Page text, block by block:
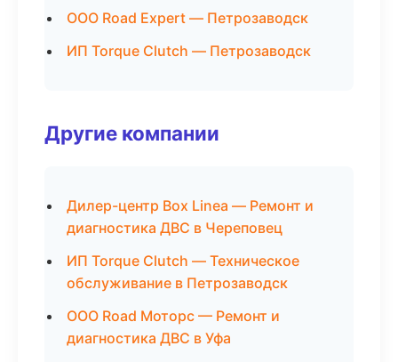
ООО Road Expert — Петрозаводск
ИП Torque Clutch — Петрозаводск
Другие компании
Дилер-центр Box Linea — Ремонт и
диагностика ДВС в Череповец
ИП Torque Clutch — Техническое
обслуживание в Петрозаводск
ООО Road Моторс — Ремонт и
диагностика ДВС в Уфа